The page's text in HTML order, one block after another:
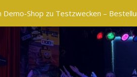
Demo-Shop zu Testzwecken –